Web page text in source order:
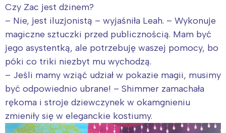
Czy Zac jest dżinem?
– Nie, jest iluzjonistą – wyjaśniła Leah. – Wykonuje
magiczne sztuczki przed publicznością. Mam być
jego asystentką, ale potrzebuję waszej pomocy, bo
póki co triki niezbyt mu wychodzą.
– Jeśli mamy wziąć udział w pokazie magii, musimy
być odpowiednio ubrane! – Shimmer zamachała
rękoma i stroje dziewczynek w okamgnieniu
zmieniły się w eleganckie kostiumy.